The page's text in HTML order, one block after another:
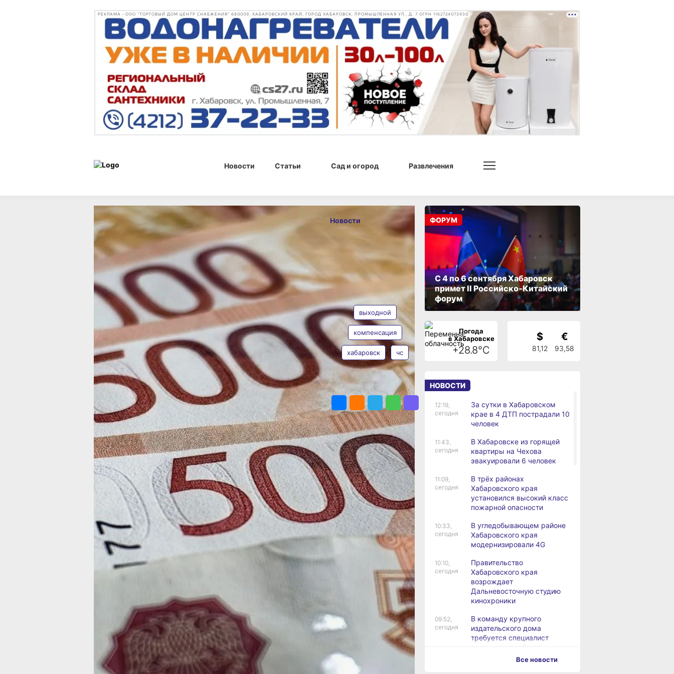
РЕКЛАМА • ООО "ТОРГОВЫЙ ДОМ ЦЕНТР СНАБЖЕНИЯ" 680009, ХАБАРОВСКИЙ КРАЙ, ГОРОД ХАБАРОВСК, ПРОМЫШЛЕННАЯ УЛ., Д. 7 ОГРН 1162724073930
Новости Статьи Сад и огород Развлечения
Новости 31 мая 2026 г., 13:02
В Хабаровском
крае с 1 сентября
вводятся
оплачиваемые
отгулы
для пострадавших
в ЧС
Правительство РФ утвердило правила
предоставления дополнительных дней отдыха
Ольга Григорьева
ГУ МЧС России по Хабаровскому краю
сообщило об утверждении дополнительных
мер социальной поддержки граждан,
пострадавших в чрезвычайных ситуациях.
Соответствующие изменения в Трудовой
кодекс РФ и постановление Правительства РФ
вступают в силу 1 сентября 2026 года.
Работники, чьё жильё оказалось в зоне ЧС
природного или техногенного характера
любого уровня, получат право на один
дополнительный оплачиваемый выходной день
и отпуск до пяти дней без сохранения
зарплаты. Для оформления потребуется подать
заявление работодателю, приложив
документы, подтверждающие факт
проживания в зоне бедствия, нарушение
условий жизнедеятельности или утрату
имущества первой необходимости.
Работодатель обязан предоставить
отпуск — в течение двадцати дней. В МЧС
подчеркнули, что новые нормы помогут
гражданам быстрее справляться
с последствиями чрезвычайных ситуаций.
В ТЕМУ:
В Хабаровском крае за сутки ликвидировали
12 техногенных пожаров
Читайте нас в соцсетях:ВКонтакте
Новости
ОПУБЛИКОВАНО
31 мая 2026 г., 13:02
АВТОР
Таисия
Субботина
ТЕГИ
выходной
компенсация
хабаровск чс
ПОДЕЛИТЬСЯ
С 4 по 6 сентября Хабаровск
примет II Российско‑Китайский
форум
ФОРУМ
Погода
в Хабаровске
+28.8°C
$
81,12
€
93,58
НОВОСТИ
12:19,
сегодня
За сутки в Хабаровском
крае в 4 ДТП пострадали 10
человек
11:43,
сегодня
В Хабаровске из горящей
квартиры на Чехова
эвакуировали 6 человек
11:09,
сегодня
В трёх районах
Хабаровского края
установился высокий класс
пожарной опасности
10:33,
сегодня
В угледобывающем районе
Хабаровского края
модернизировали 4G
10:10,
сегодня
Правительство
Хабаровского края
возрождает
Дальневосточную студию
кинохроники
09:52,
сегодня
В команду крупного
издательского дома
требуется специалист
по документообороту
и сопровождению продаж
Все новости